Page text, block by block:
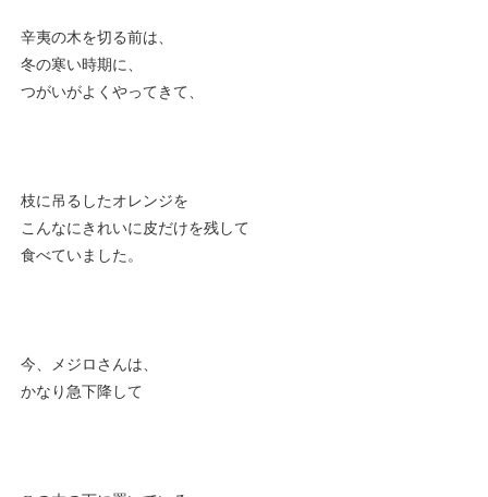
辛夷の木を切る前は、
冬の寒い時期に、
つがいがよくやってきて、
枝に吊るしたオレンジを
こんなにきれいに皮だけを残して
食べていました。
今、メジロさんは、
かなり急下降して